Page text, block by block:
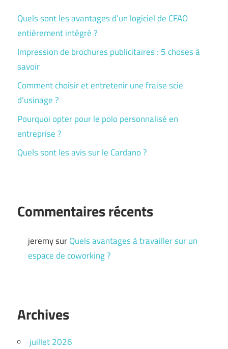
Quels sont les avantages d’un logiciel de CFAO
entièrement intégré ?
Impression de brochures publicitaires : 5 choses à
savoir
Comment choisir et entretenir une fraise scie
d’usinage ?
Pourquoi opter pour le polo personnalisé en
entreprise ?
Quels sont les avis sur le Cardano ?
Commentaires récents
jeremysurQuels avantages à travailler sur un
espace de coworking ?
Archives
juillet 2026